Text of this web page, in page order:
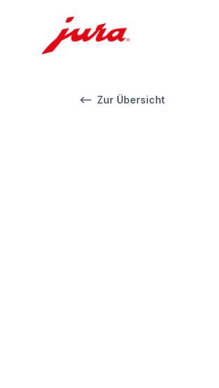
Zur Übersicht